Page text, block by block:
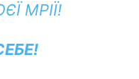
МРІЇ!